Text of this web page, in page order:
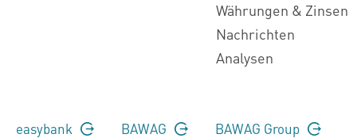
Währungen & Zinsen
Nachrichten
Analysen
easybank BAWAG BAWAG Group